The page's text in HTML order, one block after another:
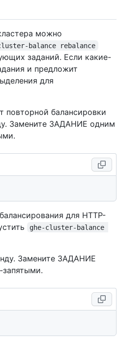
можно
balance rebalance
заданий. Если какие-
и предложит
для
повторной балансировки
Замените ЗАДАНИЕ одним
для HTTP-
ghe-cluster-balance
Замените ЗАДАНИЕ